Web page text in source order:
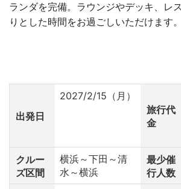
ランダを完備。ラウンジやデッキ、レ
りとした時間をお過ごしいただけます。
出発日
2027/2/15（月）
旅行代
金
クルー
ズ区間
横浜～下田～清
水～横浜
最少催
行人数